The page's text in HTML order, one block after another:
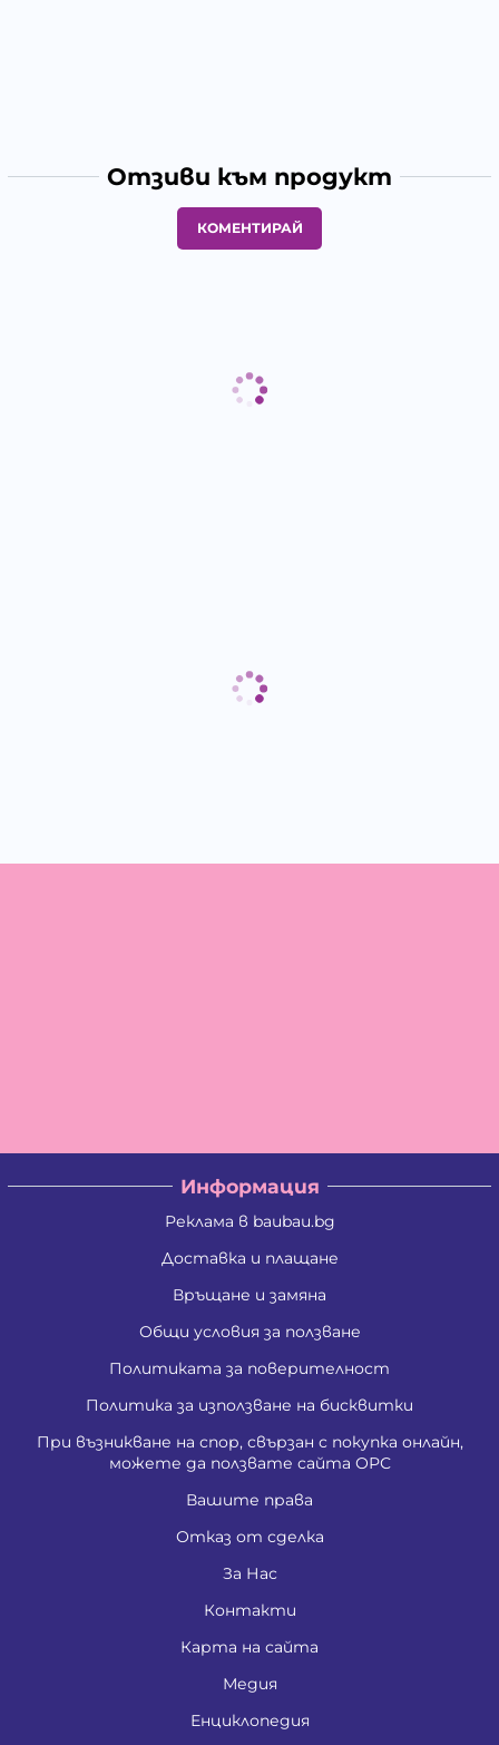
Отзиви към продукт
КОМЕНТИРАЙ
Информация
Реклама в baubau.bg
Доставка и плащане
Връщане и замяна
Общи условия за ползване
Политиката за поверителност
Политика за използване на бисквитки
При възникване на спор, свързан с покупка онлайн,
можете да ползвате сайта ОРС
Вашите права
Отказ от сделка
За Нас
Контакти
Карта на сайта
Медия
Енциклопедия